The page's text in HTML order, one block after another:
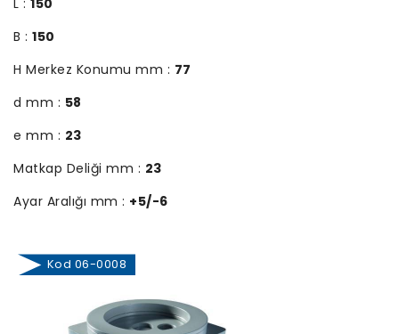
L : 150
B : 150
H Merkez Konumu mm : 77
d mm : 58
e mm : 23
Matkap Deliği mm : 23
Ayar Aralığı mm : +5/-6
Kod 06-0008